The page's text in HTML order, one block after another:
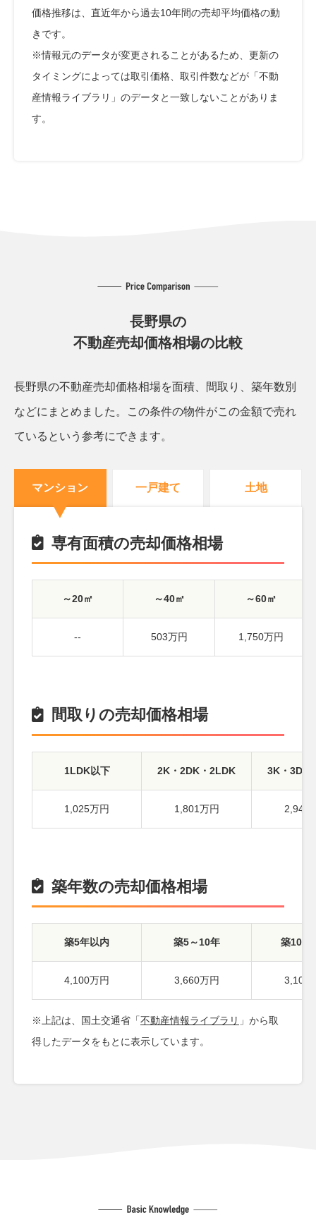
価格推移は、直近年から過去10年間の売却平均価格の動
きです。
※情報元のデータが変更されることがあるため、更新の
タイミングによっては取引価格、取引件数などが「不動
産情報ライブラリ」のデータと一致しないことがありま
す。
長野県の
不動産売却価格相場の比較
長野県の不動産売却価格相場を面積、間取り、築年数別
などにまとめました。 この条件の物件がこの金額で売れ
ているという参考にできます。
マンション 一戸建て 土地
専有面積の売却価格相場
～20㎡ ～40㎡ ～60㎡
-- 503万円 1,750万円
間取りの売却価格相場
1LDK以下 2K・2DK・2LDK 3K・3DK
1,025万円 1,801万円 2,941
築年数の売却価格相場
築5年以内 築5～10年 築10～
4,100万円 3,660万円 3,100
※上記は、国土交通省「不動産情報ライブラリ 」から取
得したデータをもとに表示しています。